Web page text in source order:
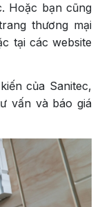
Hoặc bạn cũng
thương mại
tại các website
của Sanitec,
vấn và báo giá